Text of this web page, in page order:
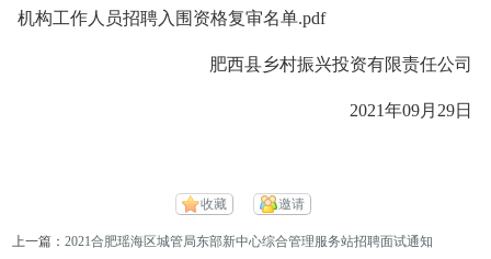
机构工作人员招聘入围资格复审名单.pdf
肥西县乡村振兴投资有限责任公司
2021年09月29日
收藏 邀请
上一篇：2021合肥瑶海区城管局东部新中心综合管理服务站招聘面试通知